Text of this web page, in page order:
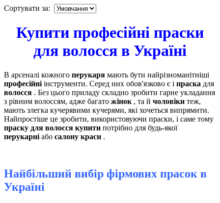
Сортувати за:
Купити професійні праски
для волосся в Україні
В арсеналі кожного перукаря мають бути найрізноманітніші
професійні інструменти. Серед них обов'язково є і праска для
волосся . Без цього приладу складно зробити гарне укладання
з рівним волоссям, адже багато жінок , та й чоловіки теж,
мають злегка кучерявими кучерями, які хочеться випрямити.
Найпростіше це зробити, використовуючи праски, і саме тому
праску для волосся купити потрібно для будь-якої
перукарні або салону краси .
Найбільший вибір фірмових прасок в
Україні